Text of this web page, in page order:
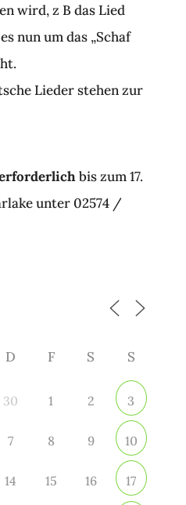
wird, z B das Lied
nun um das „Schaf
Lieder stehen zur
bis zum 17.
unter 02574 /
D F S S
30 1 2 3
7 8 9 10
14 15 16 17